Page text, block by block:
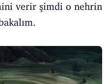
verir şimdi o nehrin